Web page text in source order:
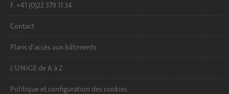
F. +41 (0)22 379 11 34
Contact
Plans d'accès aux bâtiments
L'UNIGE de A à Z
Politique et configuration des cookies